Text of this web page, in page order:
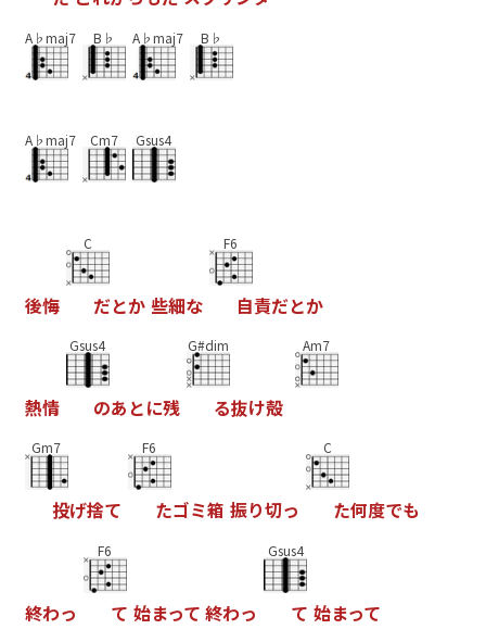
A♭maj7 B♭ A♭maj7 B♭
A♭maj7 Cm7 Gsus4
後悔
C
だとか 些細な
F6
自責だとか
熱情
Gsus4
のあ とに残
G#dim
る抜け殻
Am7
Gm7
投げ捨て
F6
たゴミ箱 振り切っ
C
た何度でも
終わっ
F6
て 始まって 終わっ
Gsus4
て 始まって